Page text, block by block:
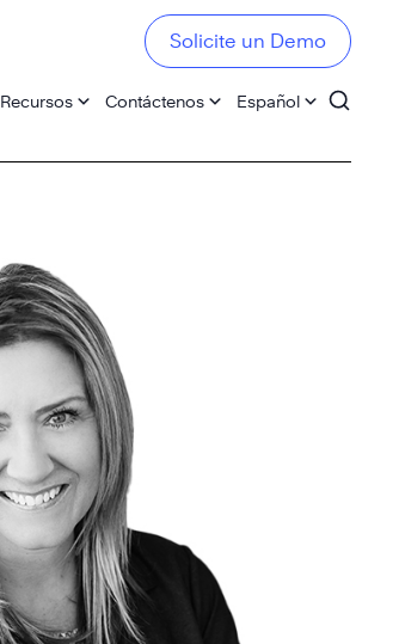
Recursos Contáctenos Español
Solicite un Demo